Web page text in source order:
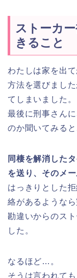
ストーカ
きること
わたしは家を出
方法を選びまし
てしまいました。
最後に刑事さん
のか聞いてみると
同棲を解消した
を送り、そのメ
はっきりとした
絡があるような
勘違いからのス
した。
なるほど…。
そうは言われて